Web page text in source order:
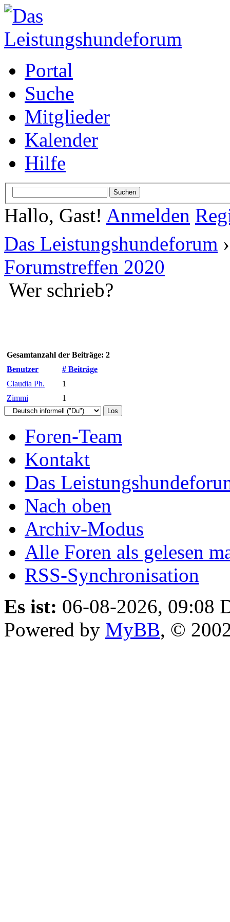
Portal
Suche
Mitglieder
Kalender
Hilfe
Hallo, Gast! Anmelden
Das Leistungshundeforum
Forumstreffen 2020
Wer schrieb?
Gesamtanzahl der Beiträge: 2
Benutzer
# Beiträge
Claudia Ph.
1
Zimmi
1
Foren-Team
Kontakt
Das
Nach oben
Archiv-Modus
Alle Foren als gelesen
RSS-Synchronisation
Es ist: 06-08-2026, 09:08
Powered by MyBB, ©